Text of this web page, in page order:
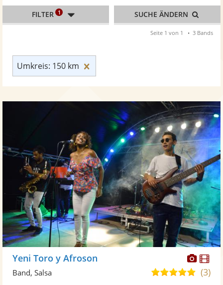
Umkreis: 150 km
FILTER 1 SUCHE ÄNDERN
Seite 1 von 1 3 Bands
Yeni Toro y Afroson
5,0(3)
Band, Salsa